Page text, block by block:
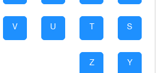
S
T
U
V
Y
Z